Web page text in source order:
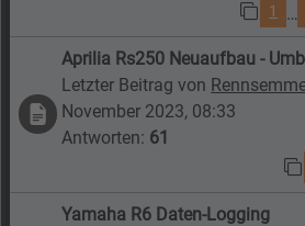
1 …
Aprilia Rs250 Neuaufbau -
Letzter Beitrag von
November 2023, 08:33
Antworten: 61
Yamaha R6 Daten-Logging